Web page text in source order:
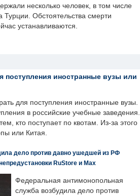
несколько человек, в том числе
Турции. Обстоятельства смерти
устанавливаются.
поступления иностранные вузы или
для поступления иностранные вузы.
в российские учебные заведения.
кто поступает по квотам. Из-за этого
или Китая.
дело против давно ушедшей из РФ
RuStore и Max
Федеральная антимонопольная
служба возбудила дело против